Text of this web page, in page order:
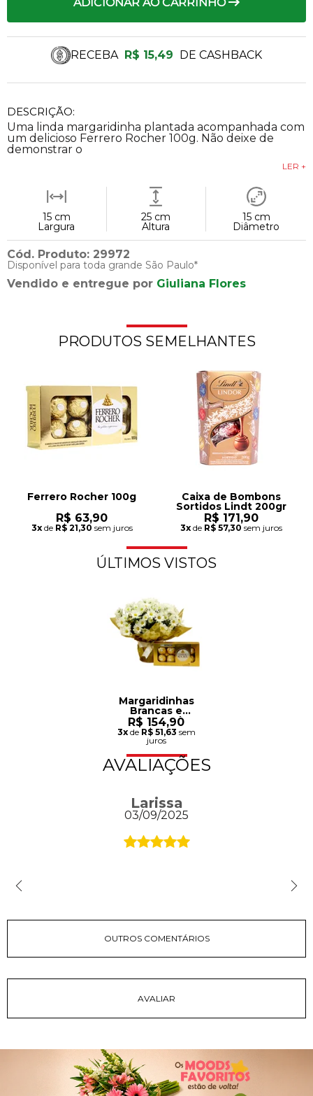
DESCRIÇÃO:
Uma linda margaridinha plantada acompanhada com
um delicioso Ferrero Rocher 100g. Não deixe de
demonstrar o
LER +
15 cm
Largura
25 cm
Altura
15 cm
Diâmetro
Cód. Produto: 29972
Disponível para toda grande São Paulo*
Vendido e entregue por Giuliana Flores
RECEBA R$ 15,49 DE CASHBACK
PRODUTOS SEMELHANTES
Ferrero Rocher 100g
R$ 63,90
3xde R$ 21,30 sem juros
Caixa de Bombons
Sortidos Lindt 200gr
R$ 171,90
3x de R$ 57,30sem juros
ÚLTIMOS VISTOS
Margaridinhas
Brancas e
Ferrero Rocher
R$ 154,90
3xde R$ 51,63 sem
juros
AVALIAÇÕES
Larissa
03/09/2025
OUTROS COMENTÁRIOS